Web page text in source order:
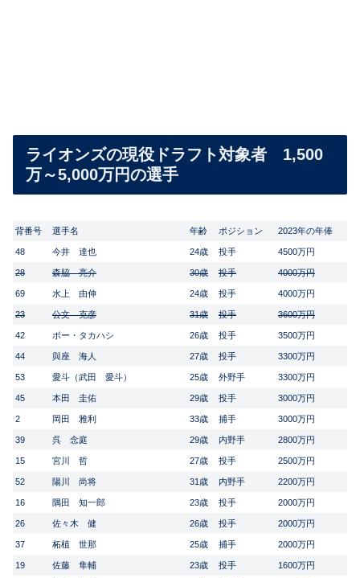
ライオンズの現役ドラフト対象者 1,500
万～5,000万円の選手
背番号 選手名 年齢 ポジション 2023年の年俸
48 今井 達也 24歳 投手 4500万円
28 森脇 亮介 30歳 投手 4000万円
69 水上 由伸 24歳 投手 4000万円
23 公文 克彦 31歳 投手 3600万円
42 ボー・タカハシ 26歳 投手 3500万円
44 與座 海人 27歳 投手 3300万円
53 愛斗（武田 愛斗） 25歳 外野手 3300万円
45 本田 圭佑 29歳 投手 3000万円
2 岡田 雅利 33歳 捕手 3000万円
39 呉 念庭 29歳 内野手 2800万円
15 宮川 哲 27歳 投手 2500万円
52 陽川 尚将 31歳 内野手 2200万円
16 隅田 知一郎 23歳 投手 2000万円
26 佐々木 健 26歳 投手 2000万円
37 柘植 世那 25歳 捕手 2000万円
19 佐藤 隼輔 23歳 投手 1600万円